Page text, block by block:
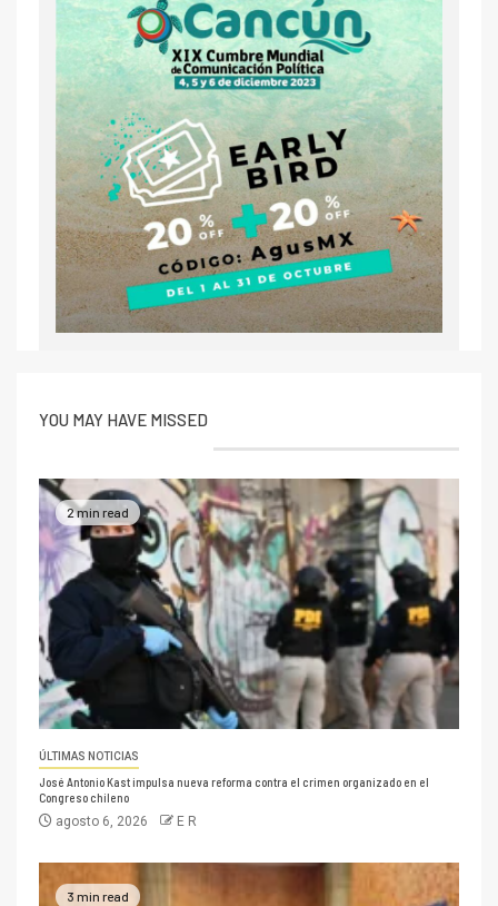
YOU MAY HAVE MISSED
2 min read
ÚLTIMAS NOTICIAS
José Antonio Kast impulsa nueva reforma contra el crimen organizado en el
Congreso chileno
agosto 6, 2026 E R
3 min read